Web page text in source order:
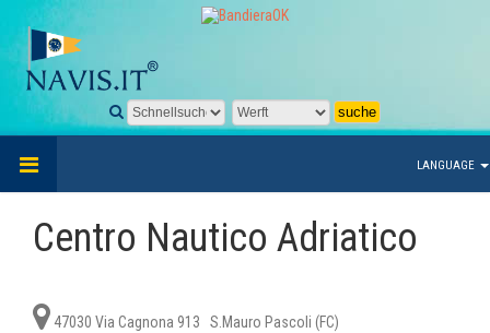
LANGUAGE
Centro Nautico Adriatico
47030 Via Cagnona 913 S.Mauro Pascoli (FC)